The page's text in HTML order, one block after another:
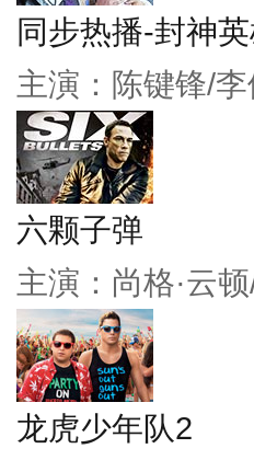
同步热播-封神
主演：陈键锋/
六颗子弹
主演：尚格·云
龙虎少年队2